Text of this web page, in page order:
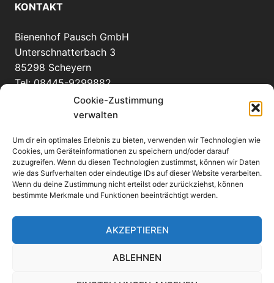
Cookie-Zustimmung
verwalten
Um dir ein optimales Erlebnis zu bieten, verwenden wir Technologien wie
Cookies, um Geräteinformationen zu speichern und/oder darauf
zuzugreifen. Wenn du diesen Technologien zustimmst, können wir Daten
wie das Surfverhalten oder eindeutige IDs auf dieser Website verarbeiten.
Wenn du deine Zustimmung nicht erteilst oder zurückziehst, können
bestimmte Merkmale und Funktionen beeinträchtigt werden.
AKZEPTIEREN
ABLEHNEN
KONTAKT
Bienenhof Pausch GmbH
Unterschnatterbach 3
85298 Scheyern
Tel: 08445-9299882
info(at)bienenhof-pausch.de
WEITERE INFORMATIONEN
Anfahrt
eMail an uns